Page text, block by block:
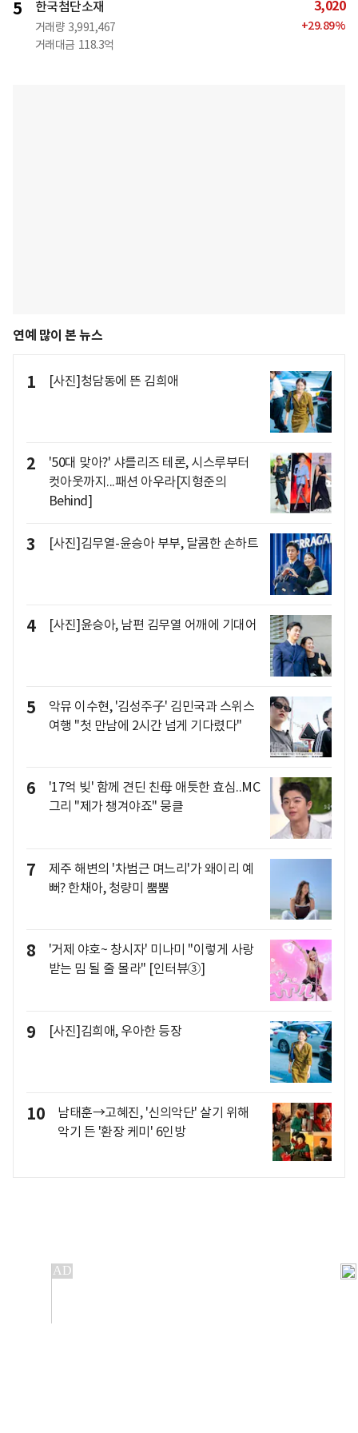
5 한국첨단소재
거래량 3,991,467
거래대금 118.3억
3,020
+29.89%
연예 많이 본 뉴스
1 [사진]청담동에 뜬 김희애
2
'50대 맞아?' 샤를리즈 테론, 시스루부터
컷아웃까지...패션 아우라[지형준의
Behind]
3 [사진]김무열-윤승아 부부, 달콤한 손하트
4 [사진]윤승아, 남편 김무열 어깨에 기대어
5
악뮤 이수현, '김성주子' 김민국과 스위스
여행 "첫 만남에 2시간 넘게 기다렸다"
6
'17억 빚' 함께 견딘 친母 애틋한 효심..MC
그리 "제가 챙겨야죠" 뭉클
7
제주 해변의 '차범근 며느리'가 왜이리 예
뻐? 한채아, 청량미 뿜뿜
8
'거제 야호~ 창시자' 미나미 "이렇게 사랑
받는 밈 될 줄 몰라" [인터뷰③]
9 [사진]김희애, 우아한 등장
10
남태훈→고혜진, '신의악단' 살기 위해
악기 든 '환장 케미' 6인방